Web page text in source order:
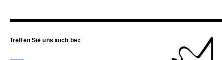
Treffen Sie uns auch bei: